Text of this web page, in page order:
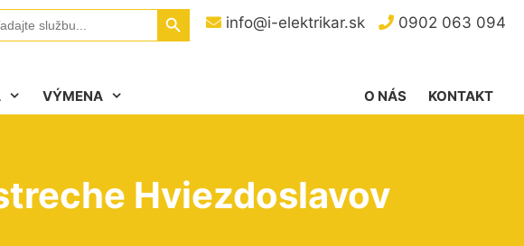
info@i-elektrikar.sk 0902 063 094
Search Button
VÝMENA KONTAKT
O NÁS
Hviezdoslavov